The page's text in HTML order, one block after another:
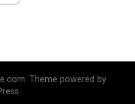
Theme powered by